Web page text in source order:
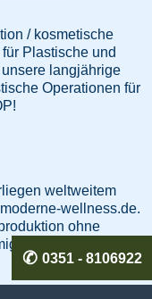
0351 - 8106922
/ kosmetische
Plastische und
langjährige
Operationen für
weltweitem
wellness.de.
ohne